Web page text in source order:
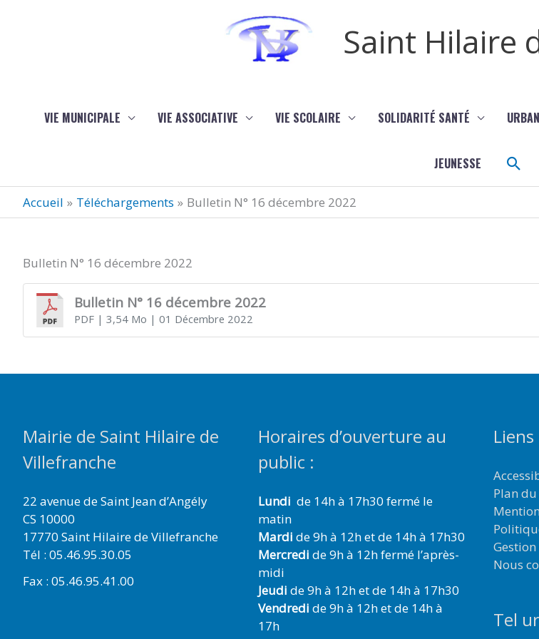
Saint Hilaire
VIE MUNICIPALE VIE ASSOCIATIVE VIE SCOLAIRE SOLIDARITÉ SANTÉ
JEUNESSE
Accueil Téléchargements Bulletin N° 16 décembre 2022
Bulletin N° 16 décembre 2022
Bulletin N° 16 décembre 2022
PDF| 3,54 Mo | 01 Décembre 2022
Mairie de Saint Hilaire de
Villefranche
22 avenue de Saint Jean d’Angély
CS 10000
17770 Saint Hilaire de Villefranche
Tél : 05.46.95.30.05
Fax : 05.46.95.41.00
Horaires d’ouverture au
public :
Lundi de 14h à 17h30 fermé le
matin
Mardi de 9h à 12h et de 14h à 17h30
Mercredi de 9h à 12h fermé l’après-
midi
Jeudi de 9h à 12h et de 14h à 17h30
Vendredi de 9h à 12h et de 14h à
17h
Liens
Plan
Nous
Tel